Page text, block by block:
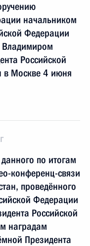
начальником
Федерации
Владимиром
Российской
в Москве 4 июня
по итогам
конференц-связи
проведённого
Федерации
Российской
наградам
Президента